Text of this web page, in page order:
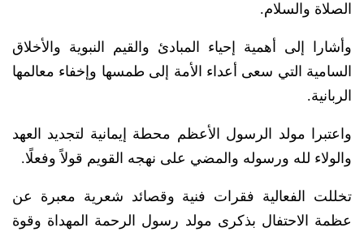
الصلاة والسلام.
وأشارا إلى أهمية إحياء المبادئ والقيم النبوية والأخلاق
السامية التي سعى أعداء الأمة إلى طمسها وإخفاء معالمها
الربانية.
واعتبرا مولد الرسول الأعظم محطة إيمانية لتجديد العهد
والولاء لله ورسوله والمضي على نهجه القويم قولاً وفعلًا.
تخللت الفعالية فقرات فنية وقصائد شعرية معبرة عن
عظمة الاحتفال بذكرى مولد رسول الرحمة المهداة وقوة